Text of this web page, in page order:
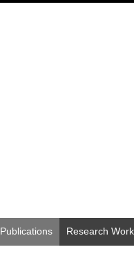
Publications Research Work